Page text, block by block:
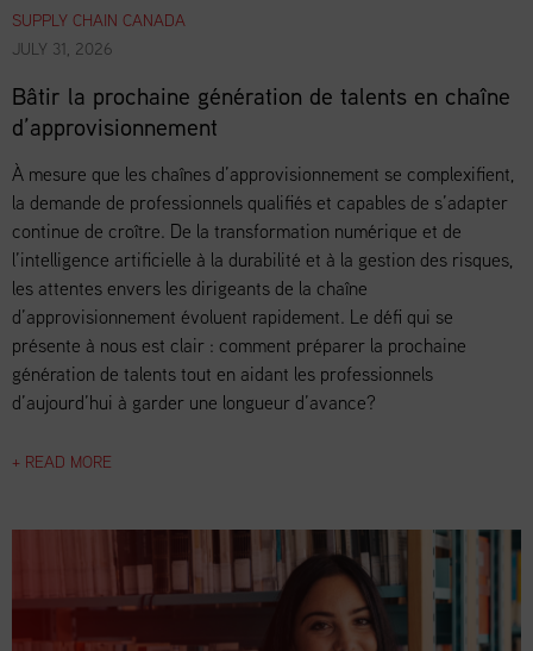
SUPPLY CHAIN CANADA
JULY 31, 2026
Bâtir la prochaine génération de talents en chaîne
d’approvisionnement
À mesure que les chaînes d’approvisionnement se complexifient,
la demande de professionnels qualifiés et capables de s’adapter
continue de croître. De la transformation numérique et de
l’intelligence artificielle à la durabilité et à la gestion des risques,
les attentes envers les dirigeants de la chaîne
d’approvisionnement évoluent rapidement. Le défi qui se
présente à nous est clair : comment préparer la prochaine
génération de talents tout en aidant les professionnels
d’aujourd’hui à garder une longueur d’avance?
+ READ MORE